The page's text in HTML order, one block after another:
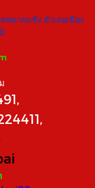
มากแข้ง อำเภอเมือง